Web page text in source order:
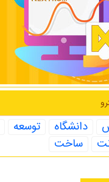
دانشگاه توسعه
ساخت